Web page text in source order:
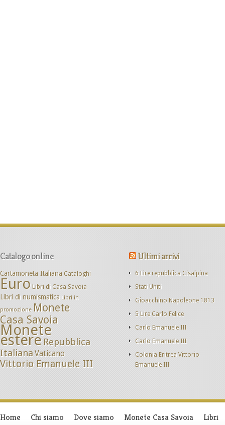
Catalogo online
Cartamoneta Italiana Cataloghi
Euro Libri di Casa Savoia
Libri di numismatica Libri in
promozione Monete
Casa Savoia
Monete
estere Repubblica
ItalianaVaticano
Vittorio Emanuele III
Ultimi arrivi
6 Lire repubblica Cisalpina
Stati Uniti
Gioacchino Napoleone 1813
5 Lire Carlo Felice
Carlo Emanuele III
Carlo Emanuele III
Colonia Eritrea Vittorio
Emanuele III
Home Chi siamo Dove siamo Monete Casa Savoia Libri